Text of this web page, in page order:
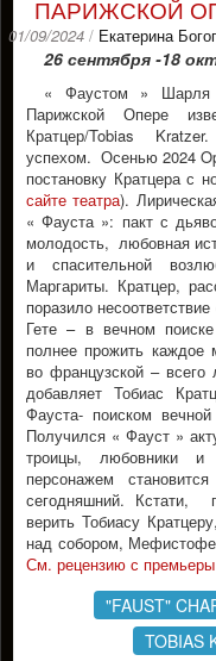
ПАРИЖСКОЙ
01/09/2024 / Екатерина
26 сентября -18
« Фаустом » Шарля
Парижской Опере
Кратцер/Tobias
успехом. Осенью 2024
постановку Кратцера с
сайте театра).
« Фауста »: пакт с
молодость, любовная
и спасительной
Маргариты. Кратцер,
поразило
Гете – в вечном
полнее прожить каждое
во французской –
добавляет Тобиас
Фауста- поиском
Получился « Фауст »
троицы, любовники и
персонажем
сегодняшний. Кстати,
верить Тобиасу
над собором,
См. рецензию с премьеры
"FAUST"
TOBIAS